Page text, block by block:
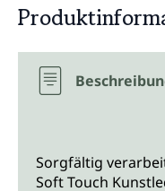
Sorgfältig
Soft Touch